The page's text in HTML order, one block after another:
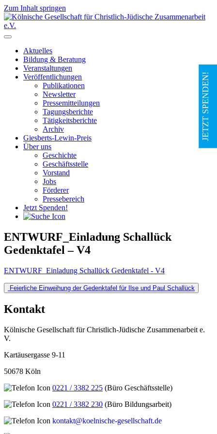
Zum Inhalt springen
Hauptnavigation
Aktuelles
Bildung & Beratung
Veranstaltungen
Veröffentlichungen
Publikationen
Newsletter
Pressemitteilungen
Tagungsberichte
Tätigkeitsberichte
Archiv
Giesberts-Lewin-Preis
Über uns
Geschichte
Geschäftsstelle
Vorstand
Jobs
Förderer
Pressebereich
Jetzt Spenden!
ENTWURF_Einladung Schallück
Gedenktafel – V4
ENTWURF_Einladung Schallück Gedenktafel - V4
Beitragsnavigation
Feierliche Einweihung der Gedenktafel für Ilse und Paul Schallück
Kontakt
Kölnische Gesellschaft für Christlich-Jüdische Zusammenarbeit e.
V.
Kartäusergasse 9-11
50678 Köln
0221 / 3382 225 (Büro Geschäftsstelle)
0221 / 3382 230 (Büro Bildungsarbeit)
kontakt@koelnische-gesellschaft.de
JETZT SPENDEN!